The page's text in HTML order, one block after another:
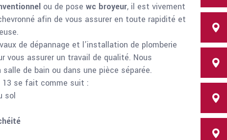
ou de pose wc broyeur, il est vivement
afin de vous assurer en toute rapidité et
de dépannage et l’installation de plomberie
vous assurer un travail de qualité. Nous
de bain ou dans une pièce séparée.
13 se fait comme suit :
sol